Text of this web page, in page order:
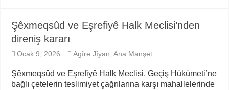
Şêxmeqsûd ve Eşrefiyê Halk Meclisi’nden
direniş kararı
Ocak 9, 2026 Agîre Jîyan,Ana Manşet
Şêxmeqsûd ve Eşrefiyê Halk Meclisi, Geçiş Hükümeti’ne
bağlı çetelerin teslimiyet çağrılarına karşı mahallelerinde